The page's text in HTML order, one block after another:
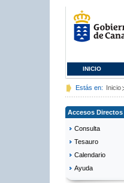
INICIO
Estás en: Inicio
Accesos Directos
Consulta
Tesauro
Calendario
Ayuda